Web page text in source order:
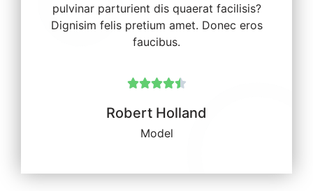
pulvinar parturient dis quaerat facilisis?
Dignisim felis pretium amet. Donec eros
faucibus.

Robert Holland
Model